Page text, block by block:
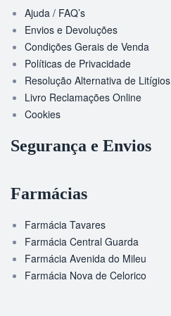
Ajuda / FAQ’s
Envios e Devoluções
Condições Gerais de Venda
Políticas de Privacidade
Resolução Alternativa de Litígios
Livro Reclamações Online
Cookies
Segurança e Envios
Farmácias
Farmácia Tavares
Farmácia Central Guarda
Farmácia Avenida do Mileu
Farmácia Nova de Celorico